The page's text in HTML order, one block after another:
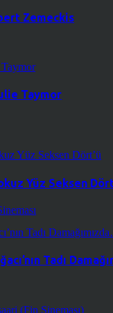
Zemeckis
Taymor
Yüz Seksen
Tadı